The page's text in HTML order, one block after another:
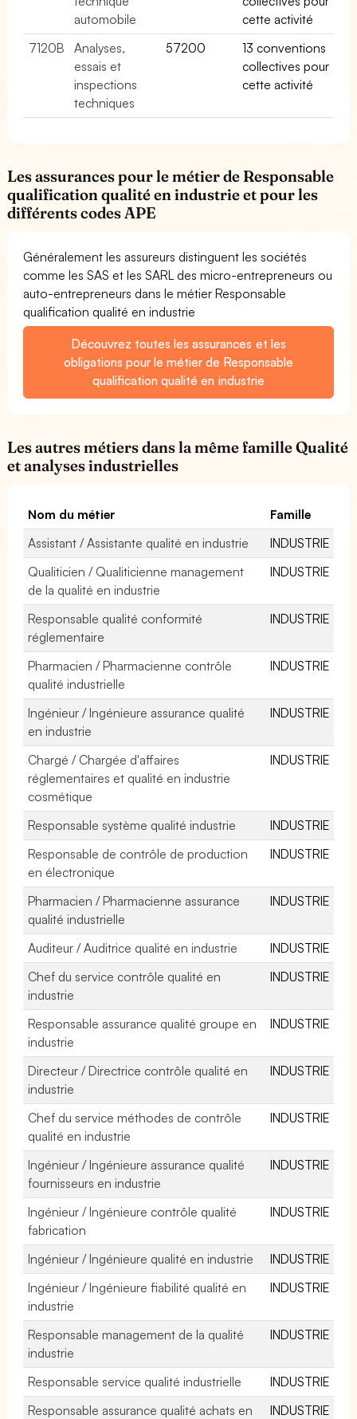
automobile
cette activité
7120B
Analyses,
essais et
inspections
techniques
57200
13 conventions
collectives pour
cette activité
Les assurances pour le métier de Responsable
qualification qualité en industrie et pour les
différents codes APE
Généralement les assureurs distinguent les sociétés
comme les SAS et les SARL des micro-entrepreneurs ou
auto-entrepreneurs dans le métier Responsable
qualification qualité en industrie
Découvrez toutes les assurances et les
obligations pour le métier de Responsable
qualification qualité en industrie
Les autres métiers dans la même famille Qualité
et analyses industrielles
Nom du métier
Famille
Assistant / Assistante qualité en industrie
INDUSTRIE
Qualiticien / Qualiticienne management
de la qualité en industrie
INDUSTRIE
Responsable qualité conformité
réglementaire
INDUSTRIE
Pharmacien / Pharmacienne contrôle
qualité industrielle
INDUSTRIE
Ingénieur / Ingénieure assurance qualité
en industrie
INDUSTRIE
Chargé / Chargée d'affaires
réglementaires et qualité en industrie
cosmétique
INDUSTRIE
Responsable système qualité industrie
INDUSTRIE
Responsable de contrôle de production
en électronique
INDUSTRIE
Pharmacien / Pharmacienne assurance
qualité industrielle
INDUSTRIE
Auditeur / Auditrice qualité en industrie
INDUSTRIE
Chef du service contrôle qualité en
industrie
INDUSTRIE
Responsable assurance qualité groupe en
industrie
INDUSTRIE
Directeur / Directrice contrôle qualité en
industrie
INDUSTRIE
Chef du service méthodes de contrôle
qualité en industrie
INDUSTRIE
Ingénieur / Ingénieure assurance qualité
fournisseurs en industrie
INDUSTRIE
Ingénieur / Ingénieure contrôle qualité
fabrication
INDUSTRIE
Ingénieur / Ingénieure qualité en industrie
INDUSTRIE
Ingénieur / Ingénieure fiabilité qualité en
industrie
INDUSTRIE
Responsable management de la qualité
industrie
INDUSTRIE
Responsable service qualité industrielle
INDUSTRIE
Responsable assurance qualité achats en
INDUSTRIE